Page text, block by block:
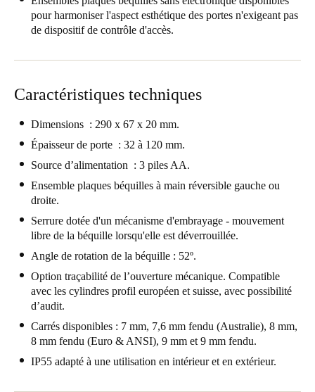
FrançaisNederlandsEnglish
Español
Portugal
Italy
Italiano
Russia
Russian
Poland
Polski
Czech Republic
Čeština
Denmark
pour harmoniser l'aspect esthétique des portes n'exigeant pas
de dispositif de contrôle d'accès.
Caractéristiques techniques
Dimensions : 290 x 67 x 20 mm.
Épaisseur de porte : 32 à 120 mm.
Source d’alimentation : 3 piles AA.
Ensemble plaques béquilles à main réversible gauche ou
droite.
Serrure dotée d'un mécanisme d'embrayage - mouvement
libre de la béquille lorsqu'elle est déverrouillée.
Angle de rotation de la béquille : 52º.
Option traçabilité de l’ouverture mécanique. Compatible
avec les cylindres profil européen et suisse, avec possibilité
d’audit.
Carrés disponibles : 7 mm, 7,6 mm fendu (Australie), 8 mm,
8 mm fendu (Euro & ANSI), 9 mm et 9 mm fendu.
IP55 adapté à une utilisation en intérieur et en extérieur.